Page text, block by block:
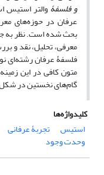
و فلسفۀوالتر استیس
عرفان در حوزه‌های
بحث شده است. نظر به
معرفی، تحلیل، نقد و
فلسفۀ عرفان رشته‌ای
متون کافی در این
گام‌های نخستین در
کلیدواژه‌ها
استیس
تجربۀ عرفانی
وحدت وجود